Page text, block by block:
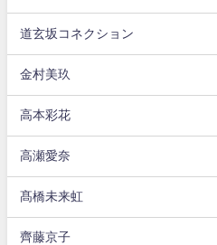
道玄坂コネクション
金村美玖
高本彩花
高瀬愛奈
髙橋未来虹
齊藤京子